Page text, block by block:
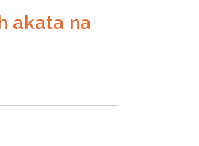
akata na